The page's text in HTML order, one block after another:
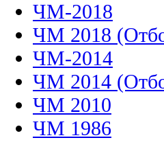
ЧМ-2018
ЧМ 2018
ЧМ-2014
ЧМ 2014
ЧМ 2010
ЧМ 1986